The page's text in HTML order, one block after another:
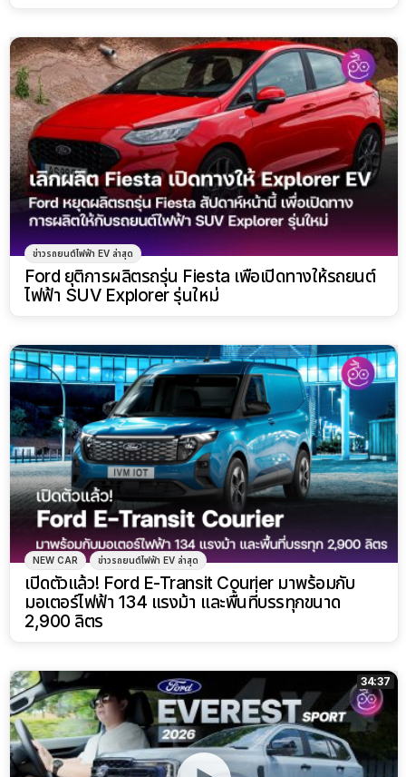
ข่าวรถยนต์ไฟฟ้า EV ล่าสุด
Ford ยุติการผลิตรถรุ่น Fiesta เพื่อเปิดทางให้รถยนต์
ไฟฟ้า SUV Explorer รุ่นใหม่
NEW CAR ข่าวรถยนต์ไฟฟ้า EV ล่าสุด
เปิดตัวแล้ว! Ford E-Transit Courier มาพร้อมกับ
มอเตอร์ไฟฟ้า 134 แรงม้า และพื้นที่บรรทุกขนาด
2,900 ลิตร
34:37